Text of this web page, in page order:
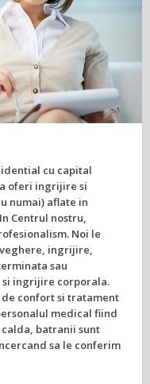
cu capital
a oferi ingrijire si
numai) aflate in
Centrul nostru,
Noi le
ingrijire,
sau
si ingrijire corporala.
confort si tratament
medical fiind
batranii sunt
sa le conferim